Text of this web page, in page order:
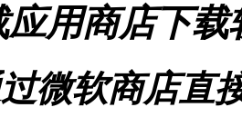
应用商店下
微软商店直